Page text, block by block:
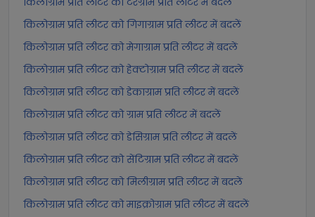
किलोग्राम प्रति लीटर को गिगाग्राम प्रति लीटर में बदलें
किलोग्राम प्रति लीटर को मेगाग्राम प्रति लीटर में बदलें
किलोग्राम प्रति लीटर को हेक्टोग्राम प्रति लीटर में बदलें
किलोग्राम प्रति लीटर को डेकाग्राम प्रति लीटर में बदलें
किलोग्राम प्रति लीटर को ग्राम प्रति लीटर में बदलें
किलोग्राम प्रति लीटर को डेसिग्राम प्रति लीटर में बदलें
किलोग्राम प्रति लीटर को सेंटिग्राम प्रति लीटर में बदलें
किलोग्राम प्रति लीटर को मिलीग्राम प्रति लीटर में बदलें
किलोग्राम प्रति लीटर को माइक्रोग्राम प्रति लीटर में बदलें